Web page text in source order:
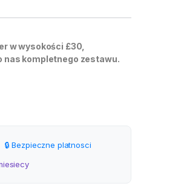
w wysokości £30,
nas kompletnego zestawu.
🔒 Bezpieczne platnosci